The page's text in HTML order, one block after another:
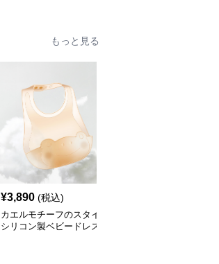
もっと見る
¥3,890 (税込)
カエルモチーフのスタイ
シリコン製ベビードレス